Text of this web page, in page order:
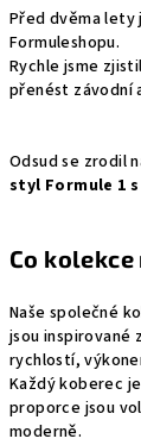
Před dvěma lety
Formuleshopu.
Rychle jsme
přenést závodní
Odsud se zrodil
styl Formule 1
Co
Naše společné
jsou inspirované
rychlostí,
Každý koberec
proporce jsou
moderně.